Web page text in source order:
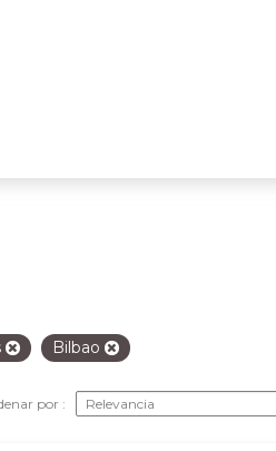
Bilbao
por